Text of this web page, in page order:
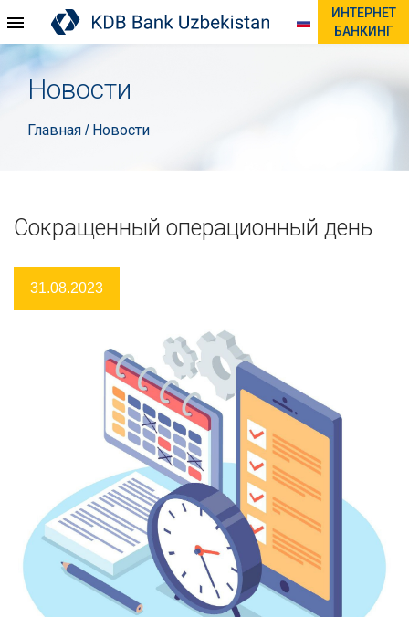
ИНТЕРНЕТ
БАНКИНГ
Новости
Главная / Новости
Сокращенный операционный день
31.08.2023